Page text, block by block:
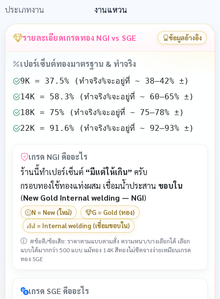
ประเภทงาน งานแหวน
รายละเอียดเกรดทอง NGI vs SGE ข้อมูลอ้างอิง
เปอร์เซ็นต์ทองมาตรฐาน & ทำจริง
9K = 37.5% (ทำจริง%จะอยู่ที่ ~ 38–42% ±)
14K = 58.3% (ทำจริง%จะอยู่ที่ ~ 60–65% ±)
18K = 75% (ทำจริง%จะอยู่ที่ ~ 75–78% ±)
22K = 91.6% (ทำจริง%จะอยู่ที่ ~ 92–93% ±)
เกรด NGI คืออะไร
ร้านนี้ทำเปอร์เซ็นต์ “มีแต่ให้เกิน” ครับ
กรอบทองใช้ทองแท่งผสม เชื่อมน้ำประสาน ขอบใน
(New Gold Internal welding — NGI)
N = New (ใหม่)
G = Gold (ทอง)
I = Internal welding (เชื่อมขอบใน)
#ข้อดี/ข้อเสีย: ราคาตามแบบตามสั่ง ความหนา/บางเลือกได้ เลือก
แบบได้มากกว่า 500 แบบ แม้ทอง 14K สีทองไม่ซีดจางง่ายเหมือนเกรด
ทอง SGE
เกรด SGE คืออะไร